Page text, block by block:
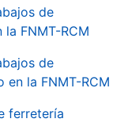
de
FNMT-RCM
de
la FNMT-RCM
ferretería